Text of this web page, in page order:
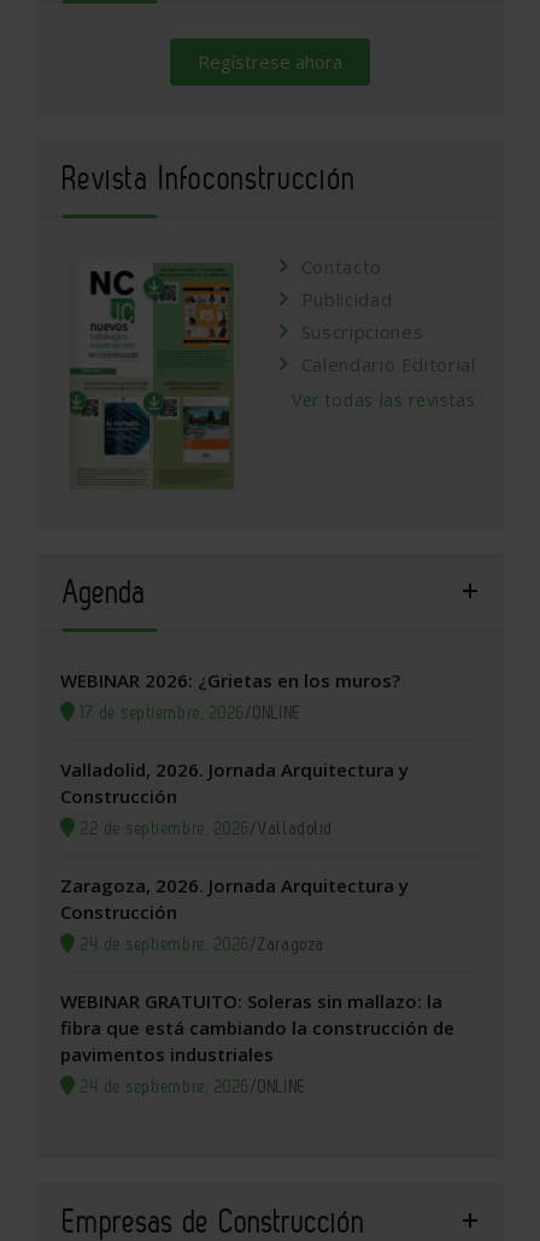
Regístrese ahora
Revista Infoconstrucción
Contacto
Publicidad
Suscripciones
Calendario Editorial
Ver todas las revistas
Agenda
WEBINAR 2026: ¿Grietas en los muros?
17 de septiembre, 2026/ONLINE
Valladolid, 2026. Jornada Arquitectura y
Construcción
22 de septiembre, 2026/Valladolid
Zaragoza, 2026. Jornada Arquitectura y
Construcción
24 de septiembre, 2026/Zaragoza
WEBINAR GRATUITO: Soleras sin mallazo: la
fibra que está cambiando la construcción de
pavimentos industriales
24 de septiembre, 2026/ONLINE
Empresas de Construcción